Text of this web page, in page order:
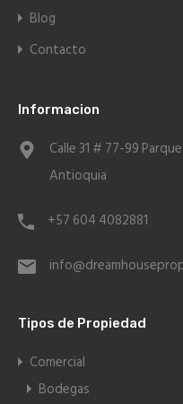
Blog
Contacto
Informacion
Calle 31 # 77-99
Antioquia
+57 604 4082881
Tipos de Propiedad
Comercial
Bodegas